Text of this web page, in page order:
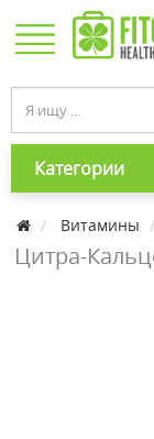
Категории
Витамины
Цитра-